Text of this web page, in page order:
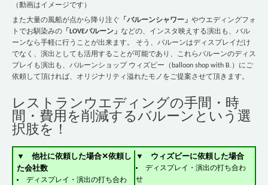
（動画はイメージです）
また大量の風船が点から降り注ぐ 「バルーンシャワー」 やウエディングフォ
トでお馴染みの 「LOVEバルーン」 などの、インスタ映えする演出も、バル
ーンなら手軽に行うことが出来ます。 そう、バルーンはディスプレイだけ
でなく、演出としても活用することが可能であり、これらバルーンのディス
プレイも演出も、バルーンショップ ウィズビー（balloon shop with B.）にご
依頼して頂ければ、オリジナリティ溢れたモノをご提案させて頂きます。
レストランウエディングの手間・時
間・費用を削減するバルーンという選
択肢を！
▼
他社に依頼した場合✕依頼し
た会社数
ディスプレイ・演出の打ち合わ
▼ ウィズビーに依頼した場合
ディスプレイ・演出の打ち合わ
せ